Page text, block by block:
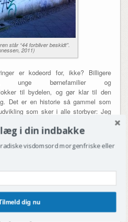
står “44 forbliver beskidt”.
2011)
er kodeord for, ikke? Billigere
unge børnefamilier og
til bydelen, og gør klar til den
Det er en historie så gammel som
som sker i alle storbyer: Jeg
som er flyttet til inden for de sidste 5
tid vi har boet her, viser bydelen helt
og ikke mindst ‘If you build
pakket ind på få km2, men lige
ud. Vil du købe en lampe med din
så over til metrobyggeriet og find nye
i din indbakke
visdomsord morgenfriske eller
dig nu